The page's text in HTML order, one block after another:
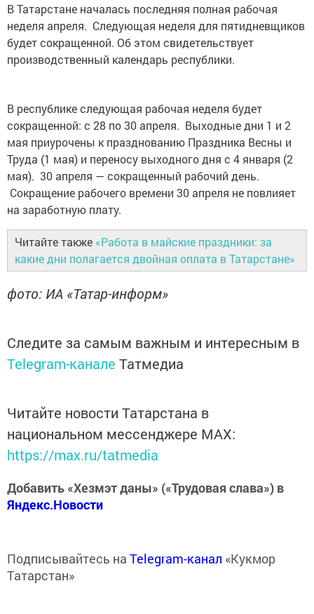
В Татарстане началась последняя полная рабочая
неделя апреля. Следующая неделя для пятидневщиков
будет сокращенной. Об этом свидетельствует
производственный календарь республики.
В республике следующая рабочая неделя будет
сокращенной: с 28 по 30 апреля. Выходные дни 1 и 2
мая приурочены к празднованию Праздника Весны и
Труда (1 мая) и переносу выходного дня с 4 января (2
мая). 30 апреля — сокращенный рабочий день.
Сокращение рабочего времени 30 апреля не повлияет
на заработную плату.
Читайте также «Работа в майские праздники: за
какие дни полагается двойная оплата в Татарстане»
фото: ИА «Татар-информ»
Следите за самым важным и интересным в
Telegram-канале Татмедиа
Читайте новости Татарстана в
национальном мессенджере MАХ:
https://max.ru/tatmedia
Добавить «Хезмэт даны» («Трудовая слава») в
Яндекс.Новости
Подписывайтесь на Telegram-канал «Кукмор
Татарстан»